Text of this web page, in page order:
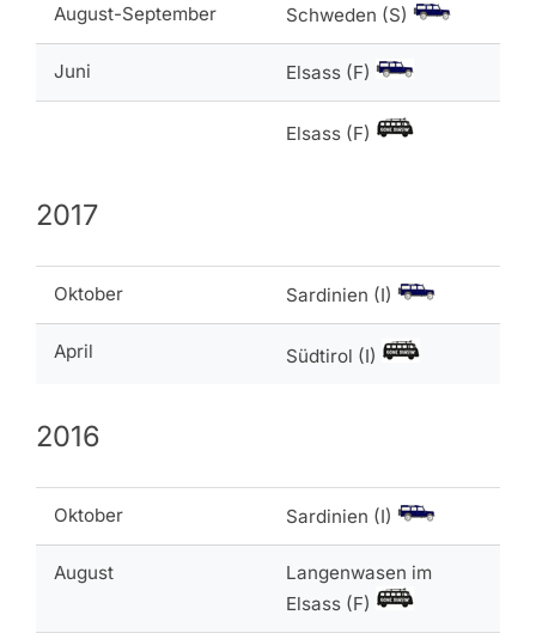
August-September Schweden (S)
Juni Elsass (F)
Elsass (F)
2017
Oktober Sardinien (I)
April Südtirol (I)
2016
Oktober Sardinien (I)
August
Langenwasen im
Elsass (F)